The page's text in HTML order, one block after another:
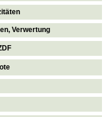
Verwertung